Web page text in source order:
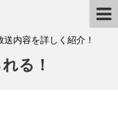
内容を詳しく紹介！
る！